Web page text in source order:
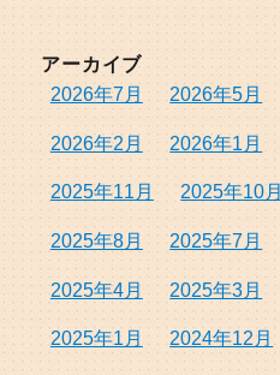
アーカイブ
2026年7月 2026年5月
2026年2月 2026年1月
2025年11月 2025年10月
2025年8月 2025年7月
2025年4月 2025年3月
2025年1月 2024年12月